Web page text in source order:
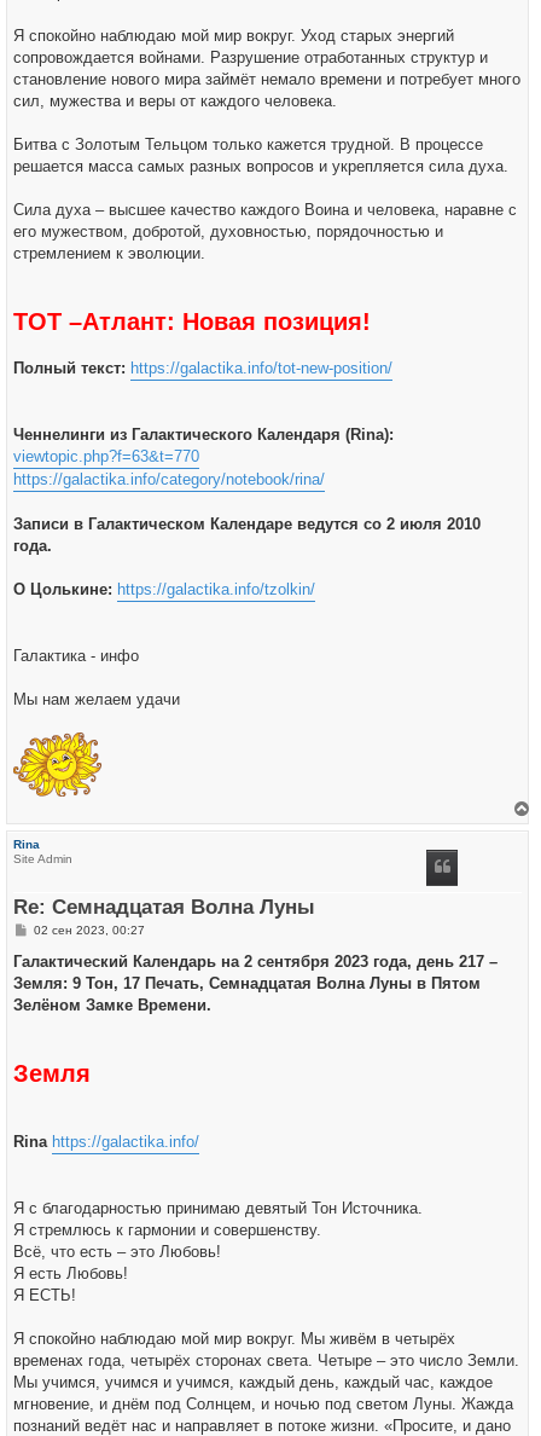
Я спокойно наблюдаю мой мир вокруг. Уход старых энергий
сопровождается войнами. Разрушение отработанных структур и
становление нового мира займёт немало времени и потребует много
сил, мужества и веры от каждого человека.
Битва с Золотым Тельцом только кажется трудной. В процессе
решается масса самых разных вопросов и укрепляется сила духа.
Сила духа – высшее качество каждого Воина и человека, наравне с
его мужеством, добротой, духовностью, порядочностью и
стремлением к эволюции.
ТОТ –Атлант: Новая позиция!
Полный текст: https://galactika.info/tot-new-position/
Ченнелинги из Галактического Календаря (Rina):
viewtopic.php?f=63&t=770
https://galactika.info/category/notebook/rina/
Записи в Галактическом Календаре ведутся со 2 июля 2010
года.
О Цолькине: https://galactika.info/tzolkin/
Галактика - инфо
Мы нам желаем удачи
Rina
Site Admin
Re: Семнадцатая Волна Луны
С
о
щ
е
02 сен 2023, 00:27
Галактический Календарь на 2 сентября 2023 года, день 217 –
Земля: 9 Тон, 17 Печать, Семнадцатая Волна Луны в Пятом
Зелёном Замке Времени.
Земля
Rina https://galactika.info/
Я с благодарностью принимаю девятый Тон Источника.
Я стремлюсь к гармонии и совершенству.
Всё, что есть – это Любовь!
Я есть Любовь!
Я ЕСТЬ!
Я спокойно наблюдаю мой мир вокруг. Мы живём в четырёх
временах года, четырёх сторонах света. Четыре – это число Земли.
Мы учимся, учимся и учимся, каждый день, каждый час, каждое
мгновение, и днём под Солнцем, и ночью под светом Луны. Жажда
познаний ведёт нас и направляет в потоке жизни. «Просите, и дано